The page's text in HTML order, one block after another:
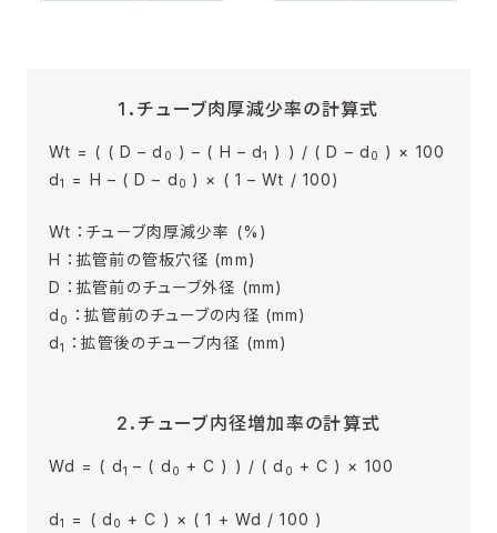
1．チューブ肉厚減少率の計算式
Wt = ( ( D – d 0 ) – ( H – d1 ) ) / ( D – d 0
) × 100
d1 = H – ( D – d 0 ) × ( 1 – Wt / 100)
Wt ：チューブ肉厚減少率 (%)
H ：拡管前の管板穴径 (mm)
D ：拡管前のチューブ外径 (mm)
d 0
：拡管前のチューブの内径 (mm)
d1 ：拡管後のチューブ内径 (mm)
2．チューブ内径増加率の計算式
Wd = ( d1– ( d 0 + C ) ) / ( d 0 + C ) × 100
d1 = ( d 0 + C ) × ( 1 + Wd / 100 )